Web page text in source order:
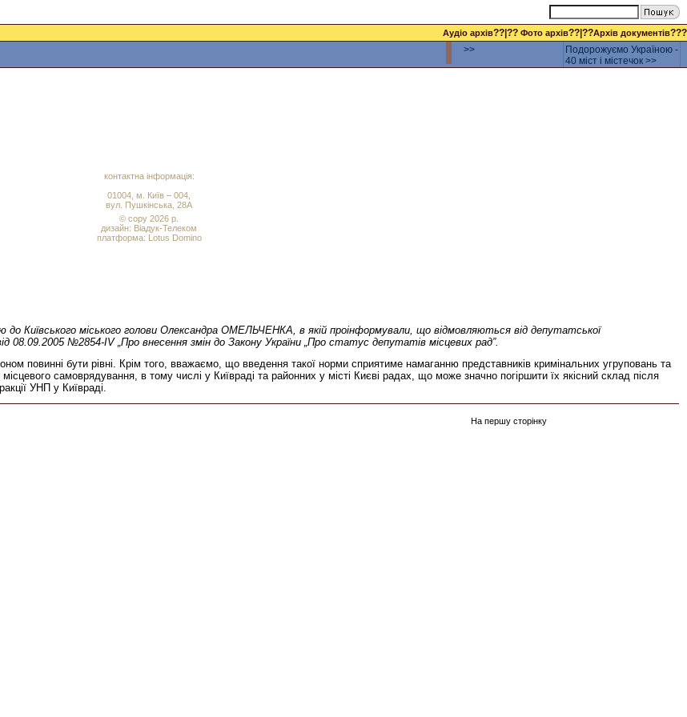
Аудіо архів??|?? Фото архів??|??Архів документів???
>>
Подорожуємо Україною -
40 міст і містечок >>
контактна інформація:
01004, м. Київ – 004,
вул. Пушкінська, 28А
© copy 2026 р.
дизайн: Віадук-Телеком
платформа: Lotus Domino
до Київського міського голови Олександра ОМЕЛЬЧЕНКА, в якій проінформували, що відмовляються від депутатської
08.09.2005 №2854-ІV „Про внесення змін до Закону України „Про статус депутатів місцевих рад”.
повинні бути рівні. Крім того, вважаємо, що введення такої норми сприятиме намаганню представників кримінальних угруповань та
самоврядування, в тому числі у Київраді та районних у місті Києві радах, що може значно погіршити їх якісний склад після
УНП у Київраді.
На першу сторінку